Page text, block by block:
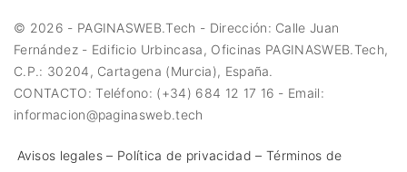
© 2026 - PAGINASWEB.Tech - Dirección: Calle Juan
Fernández - Edificio Urbincasa, Oficinas PAGINASWEB.Tech,
C.P.: 30204, Cartagena (Murcia), España.
CONTACTO: Teléfono: (+34) 684 12 17 16 - Email:
informacion@paginasweb.tech
Avisos legales – Política de privacidad – Términos de